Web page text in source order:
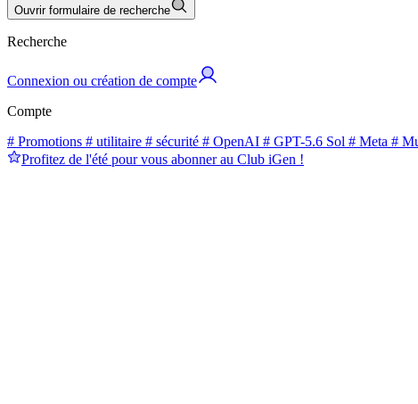
Ouvrir formulaire de recherche
Recherche
Connexion ou création de compte
Compte
# Promotions # utilitaire # sécurité # OpenAI # GPT-5.6 Sol # Meta #
Profitez de l'été pour vous abonner au Club iGen !